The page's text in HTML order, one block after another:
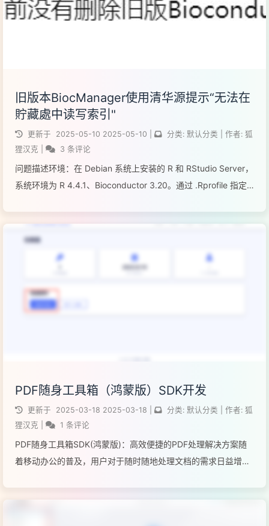
旧版本BiocManager使用清华源提示“无法在
貯藏處中读写索引"
更新于 2025-05-10 2025-05-10 分类: 默认分类 作者: 狐
狸汉克
3 条评论
问题描述环境：在 Debian 系统上安装的 R 和 RStudio Server，
系统环境为 R 4.4.1、Bioconductor 3.20。通过 .Rprofile 指定
阅读全文...
PDF随身工具箱（鸿蒙版）SDK开发
更新于 2025-03-18 2025-03-18 分类: 默认分类 作者: 狐
狸汉克
1 条评论
PDF随身工具箱SDK(鸿蒙版)：高效便捷的PDF处理解决方案随
着移动办公的普及，用户对于随时随地处理文档的需求日益增